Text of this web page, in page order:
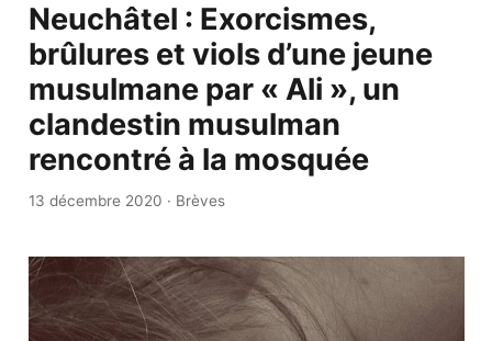
Neuchâtel : Exorcismes,
brûlures et viols d’une jeune
musulmane par « Ali », un
clandestin musulman
rencontré à la mosquée
13 décembre 2020 · Brèves